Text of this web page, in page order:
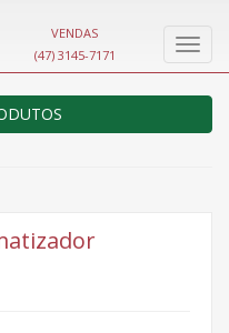
VENDAS
(47) 3145-7171